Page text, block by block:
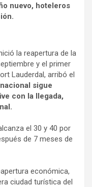
nuevo, hoteleros
la reapertura de la
y el primer
Lauderdal, arribó el
sigue
con la llegada,
el 30 y 40 por
de 7 meses de
económica,
ciudad turística del